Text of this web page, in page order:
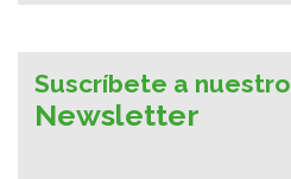
Suscríbete a nuestro
Newsletter